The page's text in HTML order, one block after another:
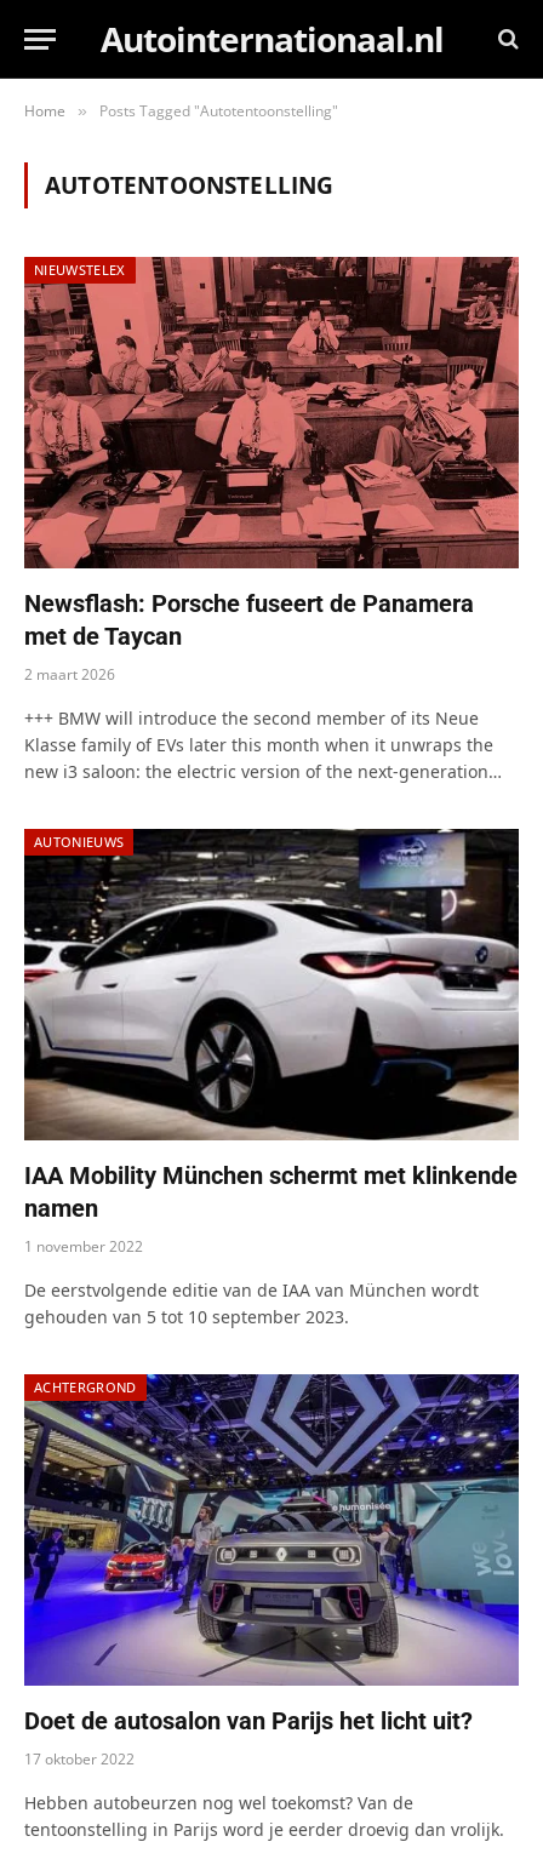
Autointernationaal.nl
Home » Posts Tagged "Autotentoonstelling"
AUTOTENTOONSTELLING
NIEUWSTELEX
Newsflash: Porsche fuseert de Panamera
met de Taycan
2 maart 2026
+++ BMW will introduce the second member of its Neue
Klasse family of EVs later this month when it unwraps the
new i3 saloon: the electric version of the next-generation…
AUTONIEUWS
IAA Mobility München schermt met klinkende
namen
1 november 2022
De eerstvolgende editie van de IAA van München wordt
gehouden van 5 tot 10 september 2023.
ACHTERGROND
Doet de autosalon van Parijs het licht uit?
17 oktober 2022
Hebben autobeurzen nog wel toekomst? Van de
tentoonstelling in Parijs word je eerder droevig dan vrolijk.